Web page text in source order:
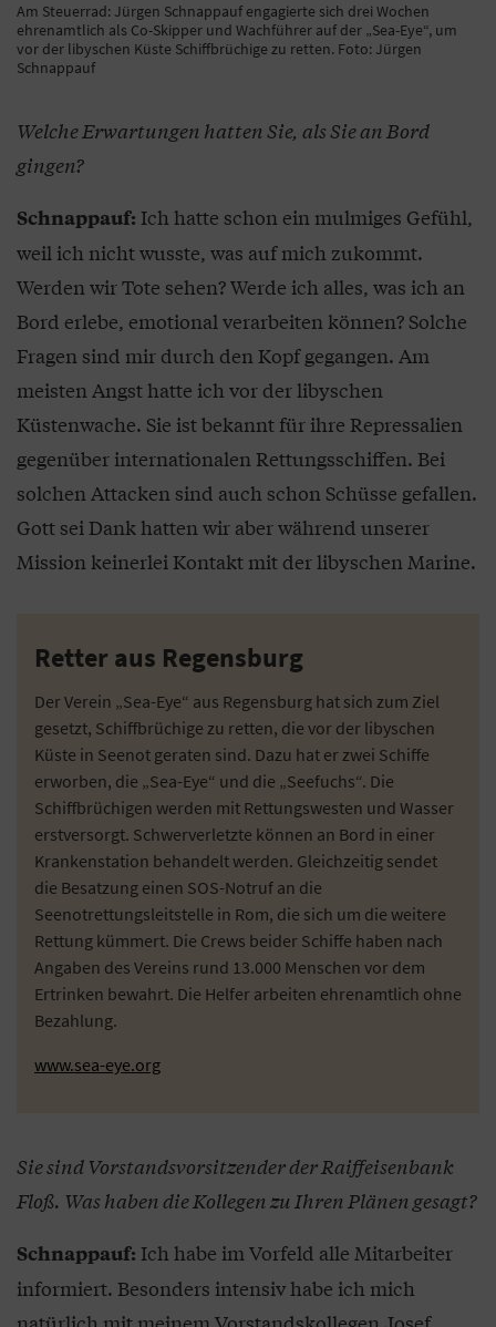
Am Steuerrad: Jürgen Schnappauf engagierte sich drei Wochen
ehrenamtlich als Co-Skipper und Wachführer auf der „Sea-Eye“, um
vor der libyschen Küste Schiffbrüchige zu retten. Foto: Jürgen
Schnappauf
Welche Erwartungen hatten Sie, als Sie an Bord
gingen?
Schnappauf: Ich hatte schon ein mulmiges Gefühl,
weil ich nicht wusste, was auf mich zukommt.
Werden wir Tote sehen? Werde ich alles, was ich an
Bord erlebe, emotional verarbeiten können? Solche
Fragen sind mir durch den Kopf gegangen. Am
meisten Angst hatte ich vor der libyschen
Küstenwache. Sie ist bekannt für ihre Repressalien
gegenüber internationalen Rettungsschiffen. Bei
solchen Attacken sind auch schon Schüsse gefallen.
Gott sei Dank hatten wir aber während unserer
Mission keinerlei Kontakt mit der libyschen Marine.
Retter aus Regensburg
Der Verein „Sea-Eye“ aus Regensburg hat sich zum Ziel
gesetzt, Schiffbrüchige zu retten, die vor der libyschen
Küste in Seenot geraten sind. Dazu hat er zwei Schiffe
erworben, die „Sea-Eye“ und die „Seefuchs“. Die
Schiffbrüchigen werden mit Rettungswesten und Wasser
erstversorgt. Schwerverletzte können an Bord in einer
Krankenstation behandelt werden. Gleichzeitig sendet
die Besatzung einen SOS-Notruf an die
Seenotrettungsleitstelle in Rom, die sich um die weitere
Rettung kümmert. Die Crews beider Schiffe haben nach
Angaben des Vereins rund 13.000 Menschen vor dem
Ertrinken bewahrt. Die Helfer arbeiten ehrenamtlich ohne
Bezahlung.
www.sea-eye.org
Sie sind Vorstandsvorsitzender der Raiffeisenbank
Floß. Was haben die Kollegen zu Ihren Plänen gesagt?
Schnappauf: Ich habe im Vorfeld alle Mitarbeiter
informiert. Besonders intensiv habe ich mich